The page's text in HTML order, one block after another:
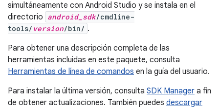
simultáneamente con Android Studio y se instala en el
directorio android_sdk/cmdline-
tools/ version/bin/ .
Para obtener una descripción completa de las
herramientas incluidas en este paquete, consulta
Herramientas de línea de comandos en la guía del usuario.
Para instalar la última versión, consulta SDK Manager a fin
de obtener actualizaciones. También puedes descargar